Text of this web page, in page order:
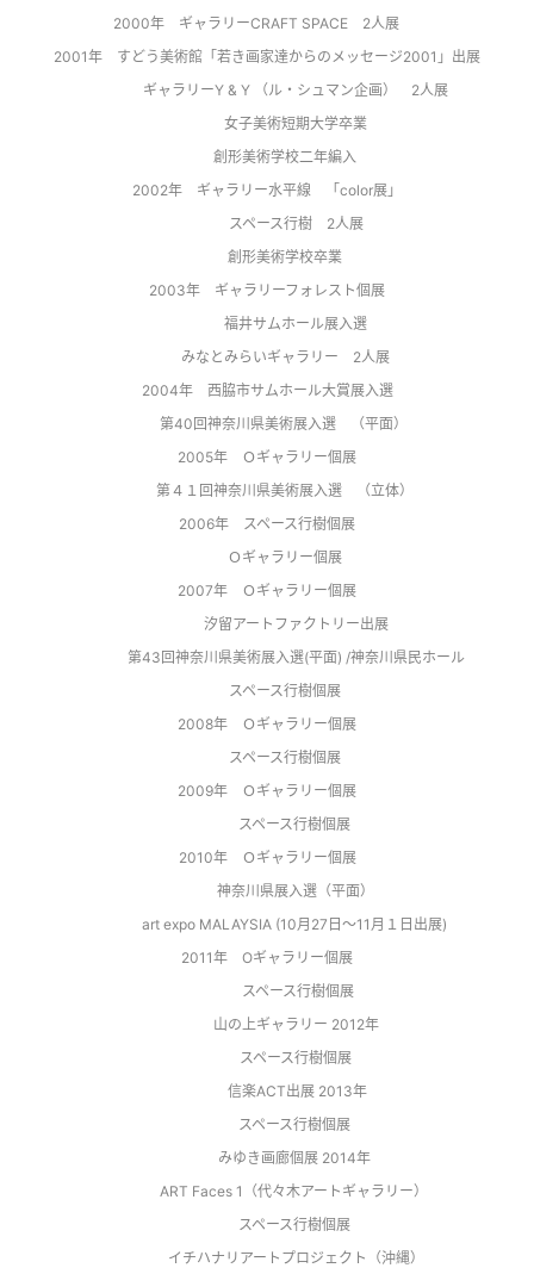
2000年    ギャラリーCRAFT SPACE　2人展
2001年    すどう美術館「若き画家達からのメッセージ2001」出展
ギャラリーY & Y （ル・シュマン企画）　2人展
女子美術短期大学卒業
創形美術学校二年編入
2002年    ギャラリー水平線　「color展」
スペース行樹　2人展
創形美術学校卒業
2003年    ギャラリーフォレスト個展
福井サムホール展入選
みなとみらいギャラリー　2人展
2004年    西脇市サムホール大賞展入選
第40回神奈川県美術展入選　（平面）
2005年    Ｏギャラリー個展
第４１回神奈川県美術展入選　（立体）
2006年    スペース行樹個展
Ｏギャラリー個展
2007年    Ｏギャラリー個展
汐留アートファクトリー出展
第43回神奈川県美術展入選(平面) /神奈川県民ホール
スペース行樹個展
2008年    Ｏギャラリー個展
スペース行樹個展
2009年    Ｏギャラリー個展
スペース行樹個展
2010年    Ｏギャラリー個展
神奈川県展入選（平面）
art expo MALAYSIA (10月27日〜11月１日出展)
2011年　Oギャラリー個展
スペース行樹個展
山の上ギャラリー 2012年
スペース行樹個展
信楽ACT出展 2013年
スペース行樹個展
みゆき画廊個展 2014年
ART Faces 1（代々木アートギャラリー）
スペース行樹個展
イチハナリアートプロジェクト（沖縄）